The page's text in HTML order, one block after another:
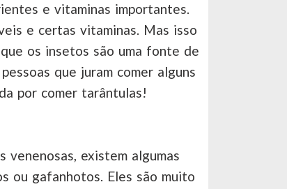
e vitaminas importantes.
​​e certas vitaminas. Mas isso
os insetos são uma fonte de
que juram comer alguns
por comer tarântulas!
venenosas, existem algumas
ou gafanhotos. Eles são muito